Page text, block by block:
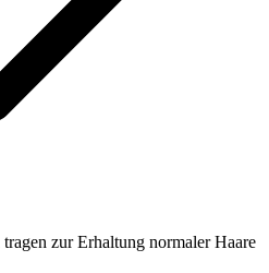
tragen zur Erhaltung normaler Haare